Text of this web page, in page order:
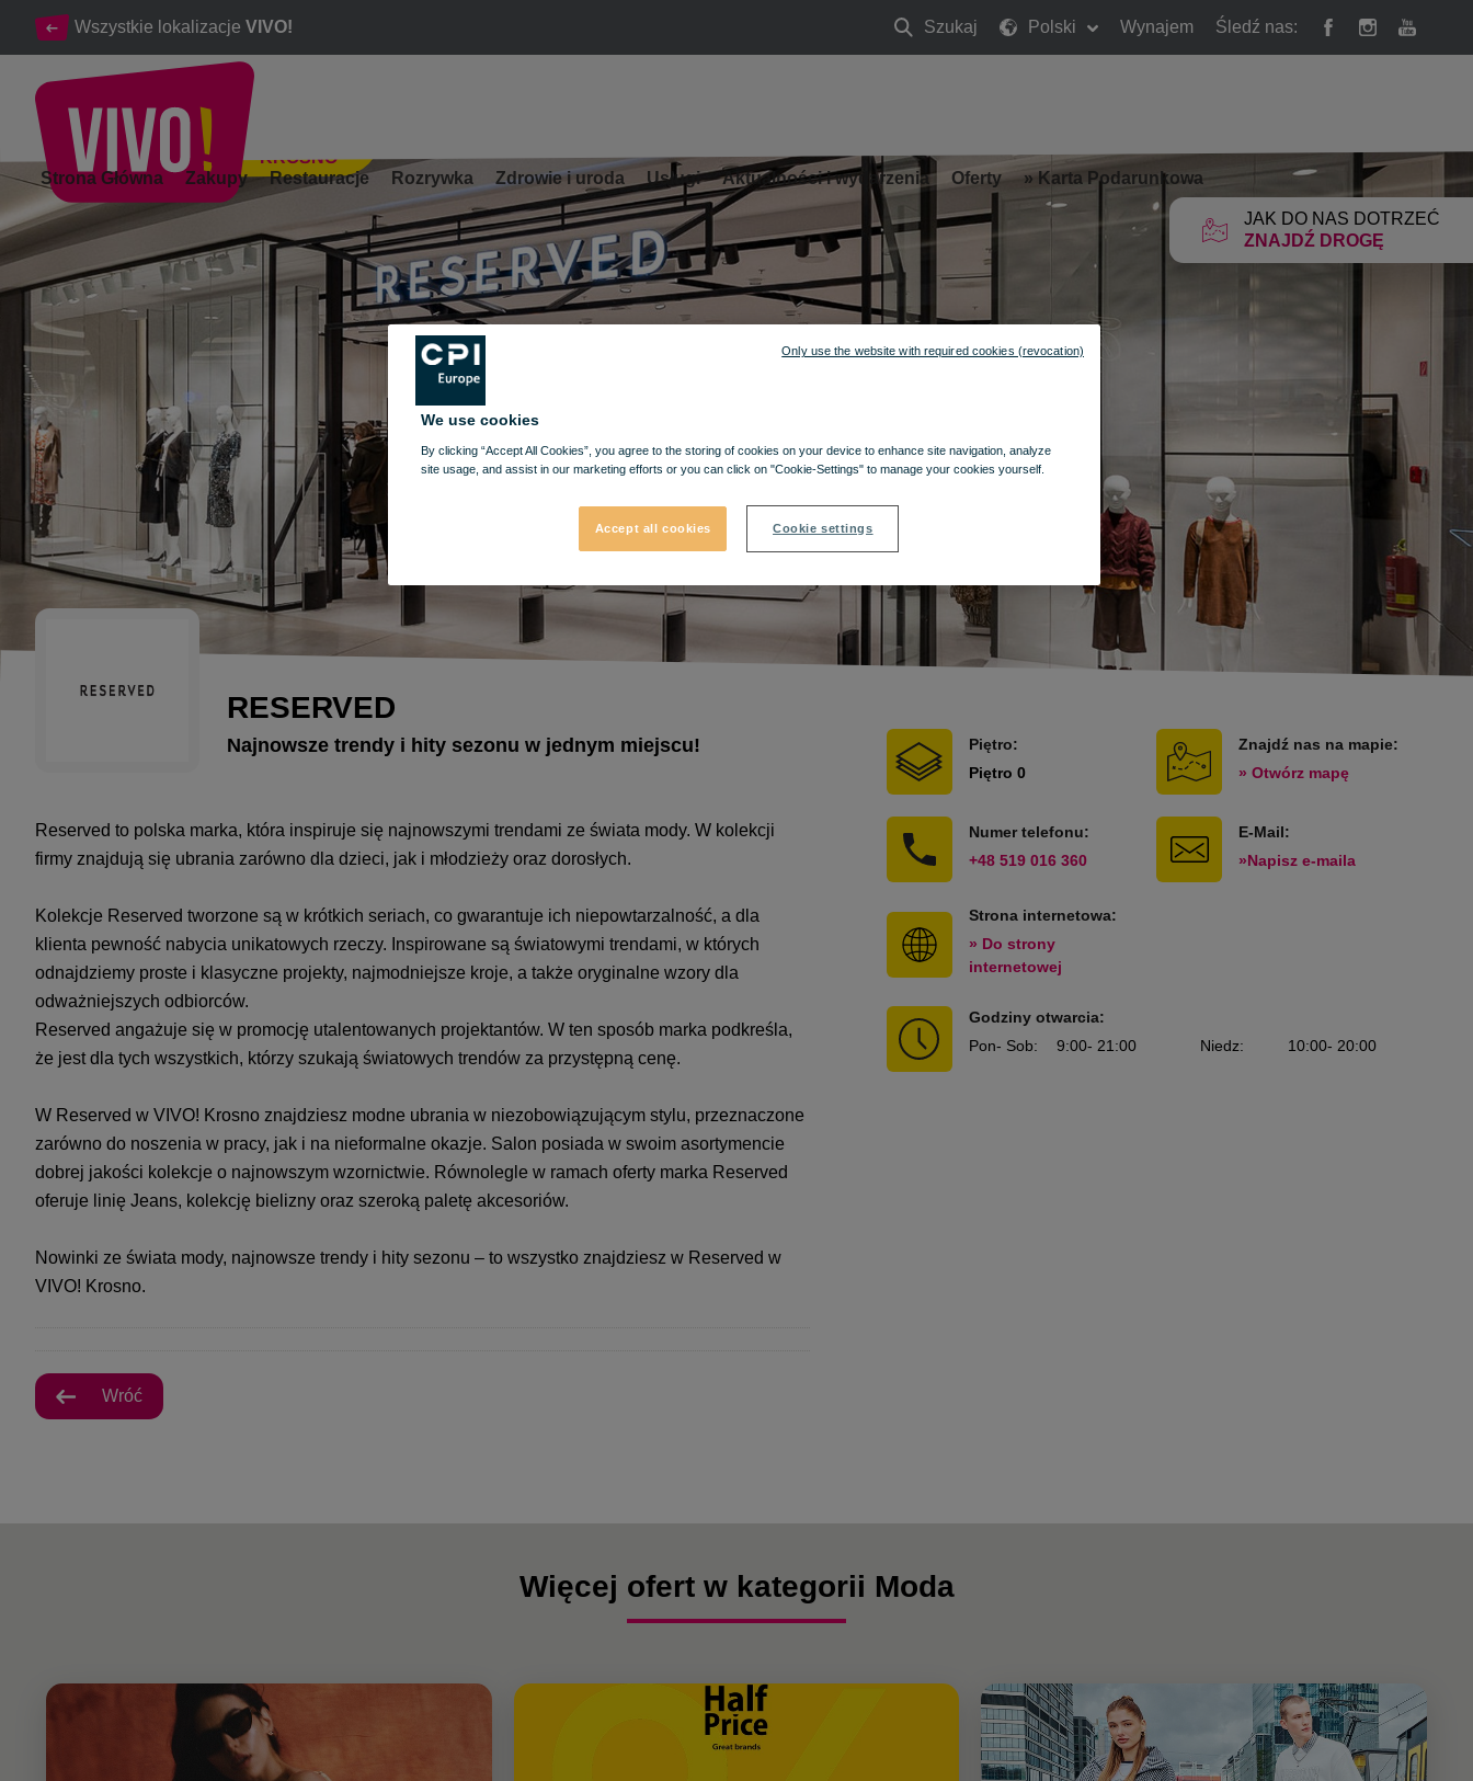
Wszystkie lokalizacje VIVO! Szukaj
Szukaj
Polski Wynajem Śledź nas:
JAK DO NAS DOTRZEĆ
ZNAJDŹ DROGĘ
Krosno
KROSNO
Strona Główna Zakupy Restauracje Rozrywka Zdrowie i uroda Usługi Aktualności i wydarzenia Oferty » Karta Podarunkowa
Ubrania dla dzieci, młodzieży i dorosłych | Niska cena
RESERVED
Najnowsze trendy i hity sezonu w jednym miejscu!
Reserved to polska marka, która inspiruje się najnowszymi trendami ze świata mody. W kolekcji
firmy znajdują się ubrania zarówno dla dzieci, jak i młodzieży oraz dorosłych.
Kolekcje Reserved tworzone są w krótkich seriach, co gwarantuje ich niepowtarzalność, a dla
klienta pewność nabycia unikatowych rzeczy. Inspirowane są światowymi trendami, w których
odnajdziemy proste i klasyczne projekty, najmodniejsze kroje, a także oryginalne wzory dla
odważniejszych odbiorców.
Reserved angażuje się w promocję utalentowanych projektantów. W ten sposób marka podkreśla,
że jest dla tych wszystkich, którzy szukają światowych trendów za przystępną cenę.
W Reserved w VIVO! Krosno znajdziesz modne ubrania w niezobowiązującym stylu, przeznaczone
zarówno do noszenia w pracy, jak i na nieformalne okazje. Salon posiada w swoim asortymencie
dobrej jakości kolekcje o najnowszym wzornictwie. Równolegle w ramach oferty marka Reserved
oferuje linię Jeans, kolekcję bielizny oraz szeroką paletę akcesoriów.
Nowinki ze świata mody, najnowsze trendy i hity sezonu – to wszystko znajdziesz w Reserved w
VIVO! Krosno.
Wróć
Piętro:
Piętro 0
Znajdź nas na mapie:
» Otwórz mapę
Numer telefonu:
+48 519 016 360
E-Mail:
»Napisz e-maila
Strona internetowa:
» Do strony
internetowej
Godziny otwarcia:
Pon- Sob: 9:00- 21:00 Niedz: 10:00- 20:00
Więcej ofert w kategorii Moda
We use cookies
By clicking “Accept All Cookies”, you agree to the storing of cookies on your device to enhance site navigation, analyze
site usage, and assist in our marketing efforts or you can click on "Cookie-Settings" to manage your cookies yourself.
Accept all cookies Cookie settings
Only use the website with required cookies (revocation)